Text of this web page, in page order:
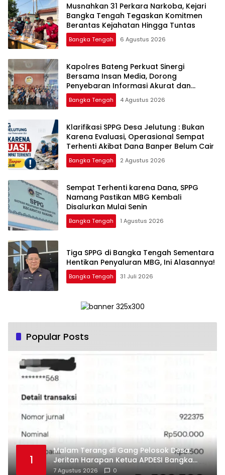
Musnahkan 31 Perkara Narkoba, Kejari
Bangka Tengah Tegaskan Komitmen
Berantas Kejahatan Hingga Tuntas
Bangka Tengah 6 Agustus 2026
‎Kapolres Bateng Perkuat Sinergi
Bersama Insan Media, Dorong
Penyebaran Informasi Akurat dan
Layanan Polri 110
Bangka Tengah 4 Agustus 2026
‎Klarifikasi SPPG Desa Jelutung : Bukan
Karena Evaluasi, Operasional Sempat
Terhenti Akibat Dana Banper Belum Cair
Bangka Tengah 2 Agustus 2026
‎Sempat Terhenti karena Dana, SPPG
Namang Pastikan MBG Kembali
Disalurkan Mulai Senin
Bangka Tengah 1 Agustus 2026
‎Tiga SPPG di Bangka Tengah Sementara
Bangka Tengah 31 Juli 2026
Popular Posts
1
Malam Terang di Gang Pelosok Desa:
Jeritan Harapan Ketua APDESI Bangka
Tengah untuk PLN Babel
7 Agustus 2026 0